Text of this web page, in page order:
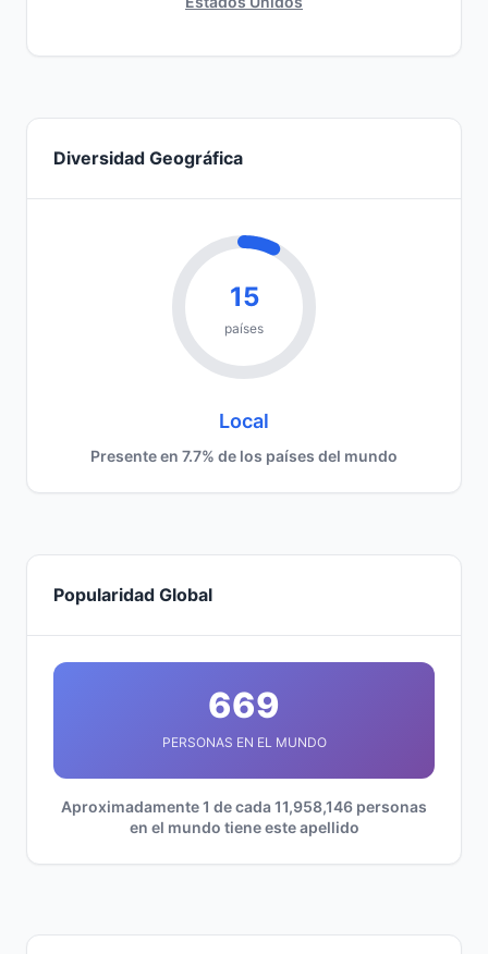
Diversidad Geográfica
15
países
Local
Presente en 7.7% de los países del mundo
Popularidad Global
669
PERSONAS EN EL MUNDO
Aproximadamente 1 de cada 11,958,146 personas
en el mundo tiene este apellido